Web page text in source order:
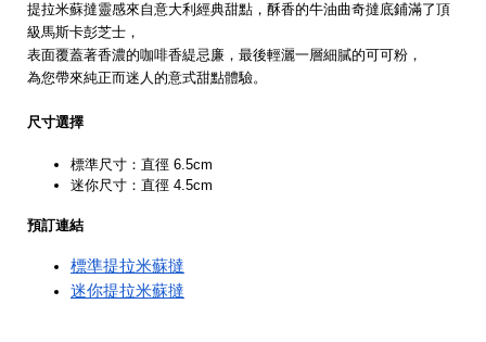
提拉米蘇撻靈感來自意大利經典甜點，酥香的牛油曲奇撻底鋪滿了頂
級馬斯卡彭芝士，
表面覆蓋著香濃的咖啡香緹忌廉，最後輕灑一層細膩的可可粉，
為您帶來純正而迷人的意式甜點體驗。
尺寸選擇
標準尺寸：直徑 6.5cm
迷你尺寸：直徑 4.5cm
預訂連結
標準提拉米蘇撻
迷你提拉米蘇撻